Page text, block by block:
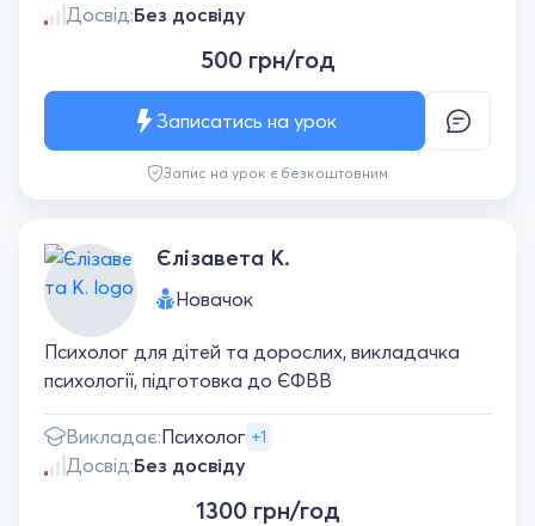
Досвід:Без досвіду
500 грн/год
Запис на урок є безкоштовним
Записатись на урок
Єлізавета К.
Новачок
Психолог для дітей та дорослих, викладачка
психології, підготовка до ЄФВВ
Викладає:Психолог +1
Досвід:Без досвіду
1300 грн/год